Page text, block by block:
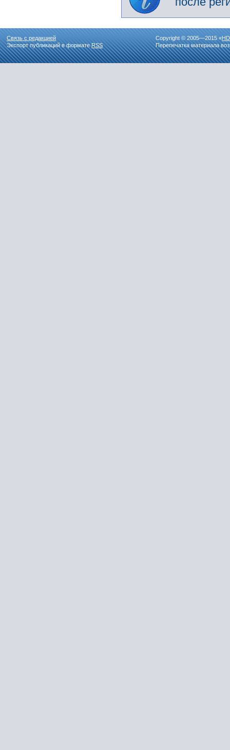
Связь с редакцией
Экспорт публикаций в форматеRSS
Copyright © 2005—2015 «
Перепечатка материала